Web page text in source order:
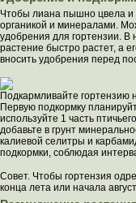
Чтобы лиана пышно цвела и
органикой и минералами.
удобрения для гортензии. В
растение быстро растет, а
вносить удобрения перед
Подкармливайте гортензию
Первую подкормку
используйте 1 часть
добавьте в грунт
калиевой селитры и
подкормки, соблюдая
Совет. Чтобы гортензия
конца лета или начала